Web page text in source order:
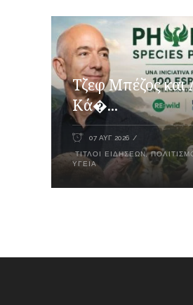
Τζεφ Μπέζος και
Κά�...
07 ΑΥΓ 2026
ΤΊΤΛΟΙ ΕΙΔΉΣΕΩΝ,
ΥΓΕΊΑ